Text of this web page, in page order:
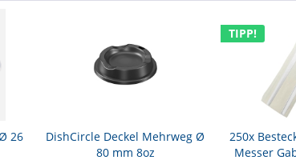
26
DishCircle Deckel Mehrweg Ø
80 mm 8oz
TIPP!
250x
Messer